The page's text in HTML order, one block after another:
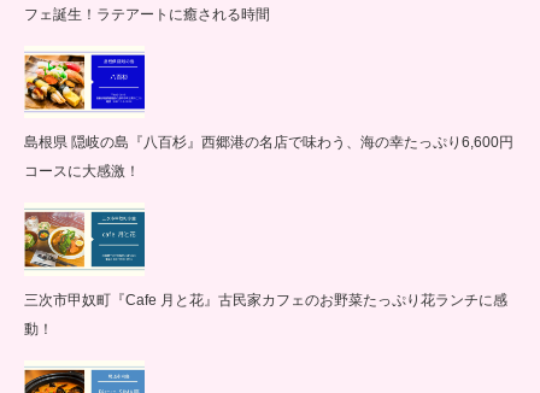
フェ誕生！ラテアートに癒される時間
島根県 隠岐の島『八百杉』西郷港の名店で味わう、海の幸たっぷり6,600円
コースに大感激！
三次市甲奴町『Cafe 月と花』古民家カフェのお野菜たっぷり花ランチに感
動！